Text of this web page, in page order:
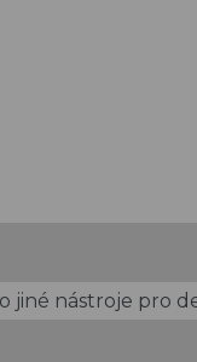
jiné nástroje pro